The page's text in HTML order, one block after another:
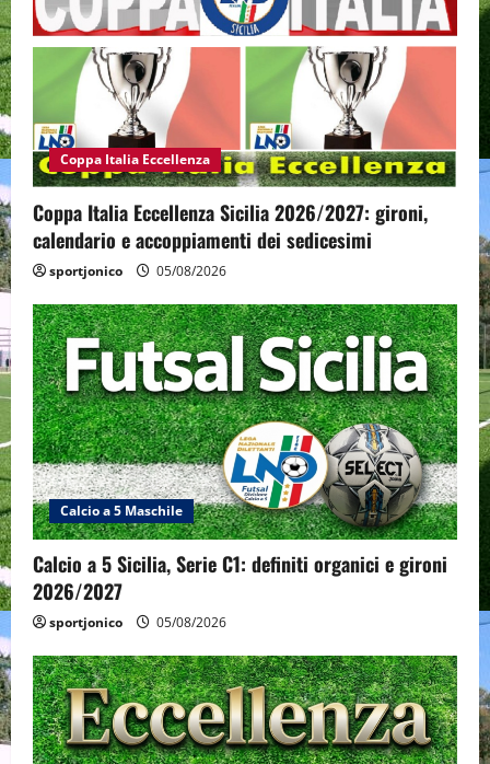
Coppa Italia Eccellenza
Coppa Italia Eccellenza Sicilia 2026/2027: gironi,
calendario e accoppiamenti dei sedicesimi
sportjonico 05/08/2026
Calcio a 5 Maschile
Calcio a 5 Sicilia, Serie C1: definiti organici e gironi
2026/2027
sportjonico 05/08/2026